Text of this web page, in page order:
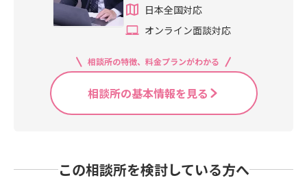
日本全国対応
オンライン面談対応
相談所の特徴、料金プランがわかる
相談所の基本情報を見る
この相談所を検討している方へ